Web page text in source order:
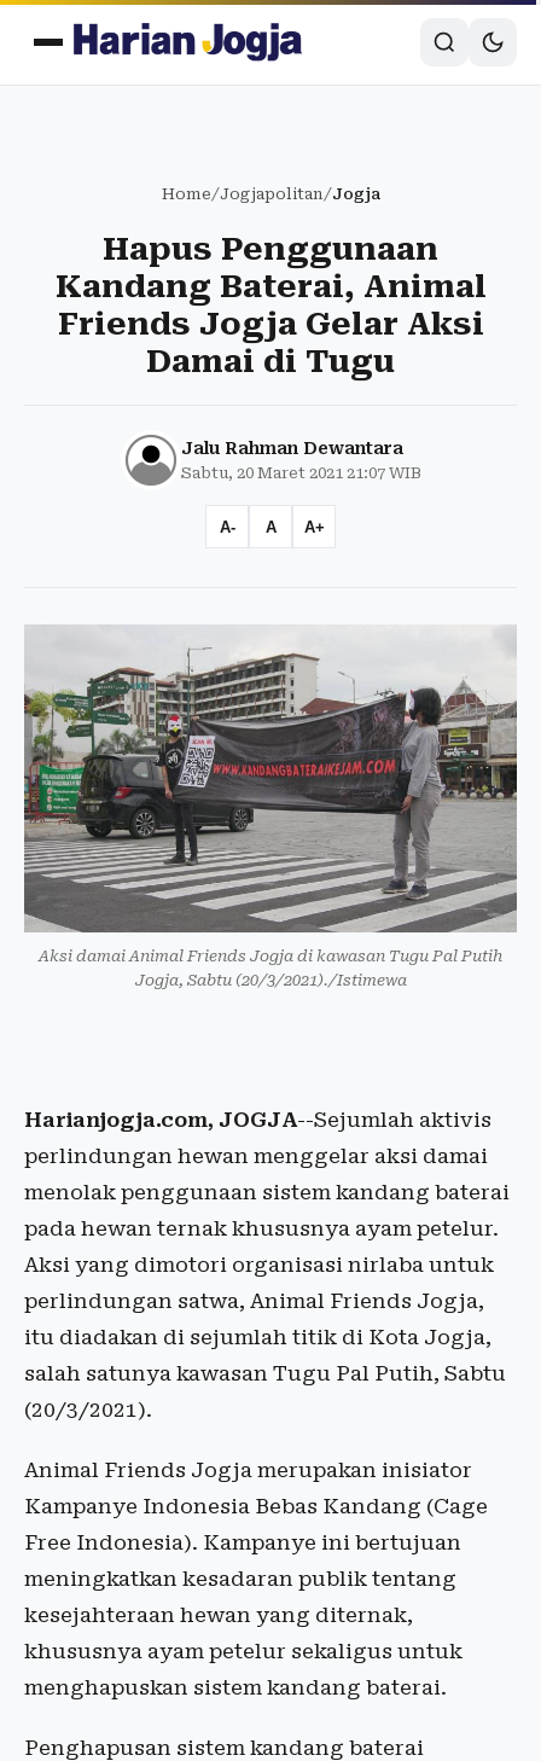
Home/Jogjapolitan/Jogja
Hapus Penggunaan
Kandang Baterai, Animal
Friends Jogja Gelar Aksi
Damai di Tugu
Jalu Rahman Dewantara
Sabtu, 20 Maret 2021 21:07 WIB
A- A A+
Aksi damai Animal Friends Jogja di kawasan Tugu Pal Putih
Jogja, Sabtu (20/3/2021)./Istimewa
Harianjogja.com, JOGJA--Sejumlah aktivis
perlindungan hewan menggelar aksi damai
menolak penggunaan sistem kandang baterai
pada hewan ternak khususnya ayam petelur.
Aksi yang dimotori organisasi nirlaba untuk
perlindungan satwa, Animal Friends Jogja,
itu diadakan di sejumlah titik di Kota Jogja,
salah satunya kawasan Tugu Pal Putih, Sabtu
(20/3/2021).
Animal Friends Jogja merupakan inisiator
Kampanye Indonesia Bebas Kandang (Cage
Free Indonesia). Kampanye ini bertujuan
meningkatkan kesadaran publik tentang
kesejahteraan hewan yang diternak,
khususnya ayam petelur sekaligus untuk
menghapuskan sistem kandang baterai.
Penghapusan sistem kandang baterai